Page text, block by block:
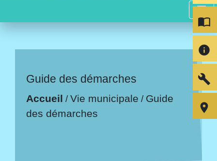
menu
Guide des démarches
Accueil /Vie municipale / Guide
des démarches
import_contacts
info
build
room